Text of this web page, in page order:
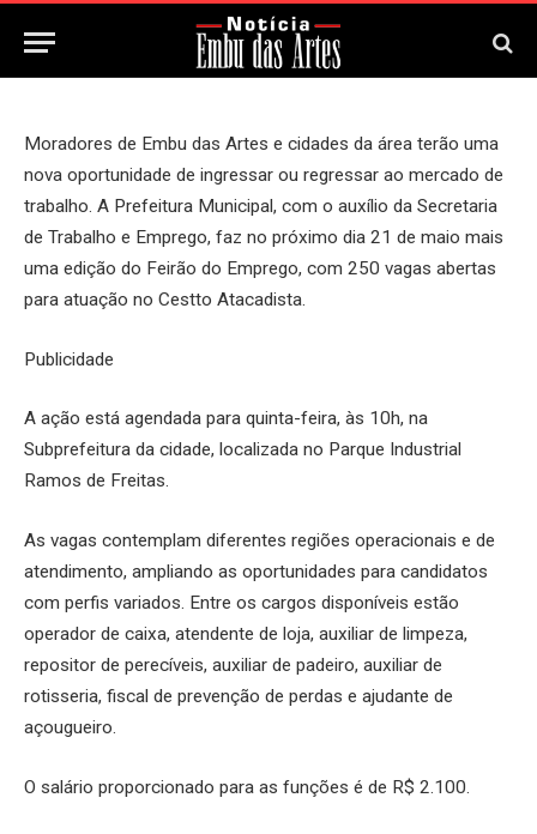
13 de Maio, 2026 Updated: 13 de Maio, 2026
Moradores de Embu das Artes e cidades da área terão uma
nova oportunidade de ingressar ou regressar ao mercado de
trabalho. A Prefeitura Municipal, com o auxílio da Secretaria
de Trabalho e Emprego, faz no próximo dia 21 de maio mais
uma edição do Feirão do Emprego, com 250 vagas abertas
para atuação no Cestto Atacadista.
Publicidade
A ação está agendada para quinta-feira, às 10h, na
Subprefeitura da cidade, localizada no Parque Industrial
Ramos de Freitas.
As vagas contemplam diferentes regiões operacionais e de
atendimento, ampliando as oportunidades para candidatos
com perfis variados. Entre os cargos disponíveis estão
operador de caixa, atendente de loja, auxiliar de limpeza,
repositor de perecíveis, auxiliar de padeiro, auxiliar de
rotisseria, fiscal de prevenção de perdas e ajudante de
açougueiro.
O salário proporcionado para as funções é de R$ 2.100.